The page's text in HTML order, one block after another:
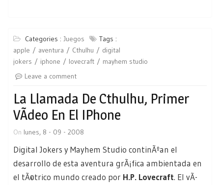
Categories : Juegos
Tags :
apple
aventura Cthulhu
digital
jokers
iphone lovecraft
mayhem studio
Leave a comment
La Llamada De Cthulhu, Primer
VÃ­deo En El IPhone
On lunes, 8 - 09 - 2008
Digital Jokers y Mayhem Studio continÃºan el
desarrollo de esta aventura grÃ¡fica ambientada en
el tÃ©trico mundo creado por H.P. Lovecraft. El vÃ­